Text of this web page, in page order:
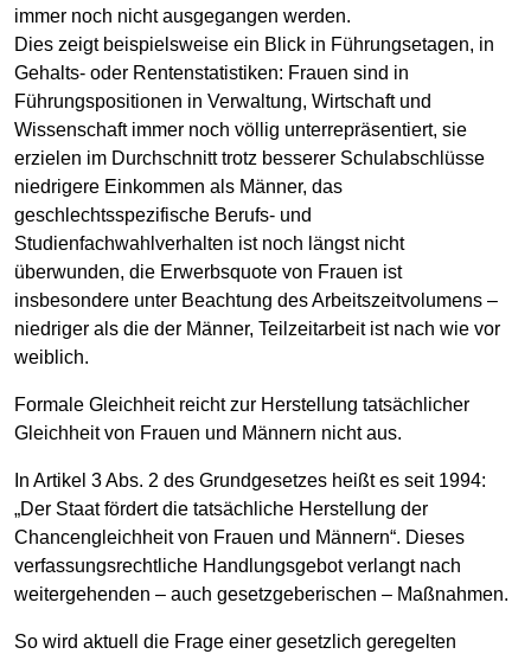
immer noch nicht ausgegangen werden.
Dies zeigt beispielsweise ein Blick in Führungsetagen, in
Gehalts- oder Rentenstatistiken: Frauen sind in
Führungspositionen in Verwaltung, Wirtschaft und
Wissenschaft immer noch völlig unterrepräsentiert, sie
erzielen im Durchschnitt trotz besserer Schulabschlüsse
niedrigere Einkommen als Männer, das
geschlechtsspezifische Berufs- und
Studienfachwahlverhalten ist noch längst nicht
überwunden, die Erwerbsquote von Frauen ist
insbesondere unter Beachtung des Arbeitszeitvolumens –
niedriger als die der Männer, Teilzeitarbeit ist nach wie vor
weiblich.
Formale Gleichheit reicht zur Herstellung tatsächlicher
Gleichheit von Frauen und Männern nicht aus.
In Artikel 3 Abs. 2 des Grundgesetzes heißt es seit 1994:
„Der Staat fördert die tatsächliche Herstellung der
Chancengleichheit von Frauen und Männern“. Dieses
verfassungsrechtliche Handlungsgebot verlangt nach
weitergehenden – auch gesetzgeberischen – Maßnahmen.
So wird aktuell die Frage einer gesetzlich geregelten